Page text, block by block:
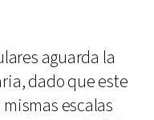
aguarda la
dado que este
escalas